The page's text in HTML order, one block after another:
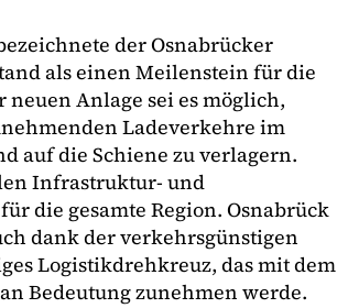
der Osnabrücker
als einen Meilenstein für die
neuen Anlage sei es möglich,
Ladeverkehre im
auf die Schiene zu verlagern.
Infrastruktur- und
die gesamte Region. Osnabrück
dank der verkehrsgünstigen
Logistikdrehkreuz, das mit dem
Bedeutung zunehmen werde.